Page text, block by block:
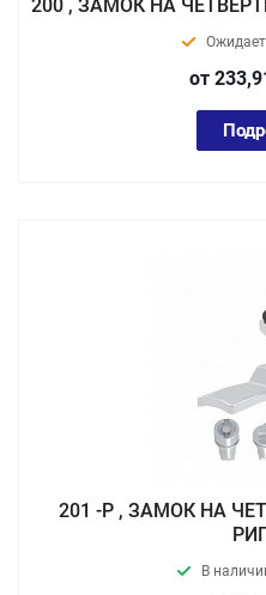
200 , ЗАМОК НА
от
201 -P , ЗАМОК НА
В